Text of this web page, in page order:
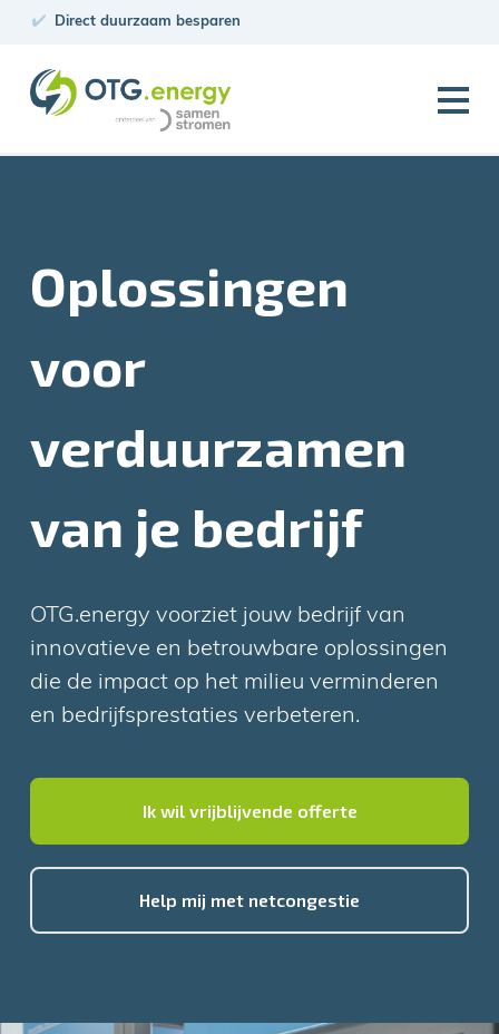
Direct duurzaam besparen
Oplossingen
voor
verduurzamen
van je bedrijf
OTG.energy voorziet jouw bedrijf van
innovatieve en betrouwbare oplossingen
die de impact op het milieu verminderen
en bedrijfsprestaties verbeteren.
Ik wil vrijblijvende offerte
Help mij met netcongestie